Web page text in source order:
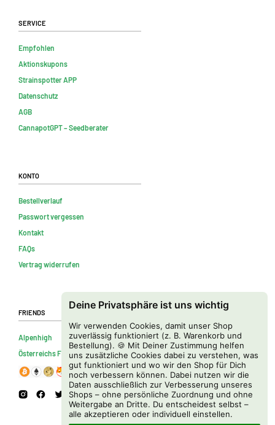
Deine Privatsphäre ist uns wichtig
Wir verwenden Cookies, damit unser Shop
zuverlässig funktioniert (z. B. Warenkorb und
Bestellung). 🍪 Mit Deiner Zustimmung helfen
uns zusätzliche Cookies dabei zu verstehen, was
gut funktioniert und wo wir den Shop für Dich
noch verbessern können. Dabei nutzen wir die
Daten ausschließlich zur Verbesserung unseres
Shops – ohne persönliche Zuordnung und ohne
Weitergabe an Dritte. Du entscheidest selbst –
alle akzeptieren oder individuell einstellen.
Service
Empfohlen
Aktionskupons
Strainspotter APP
Datenschutz
AGB
CannapotGPT – Seedberater
Konto
Bestellverlauf
Passwort vergessen
Kontakt
FAQs
Vertrag widerrufen
Friends
Alpenhigh
Österreichs Firmenverzeichnis